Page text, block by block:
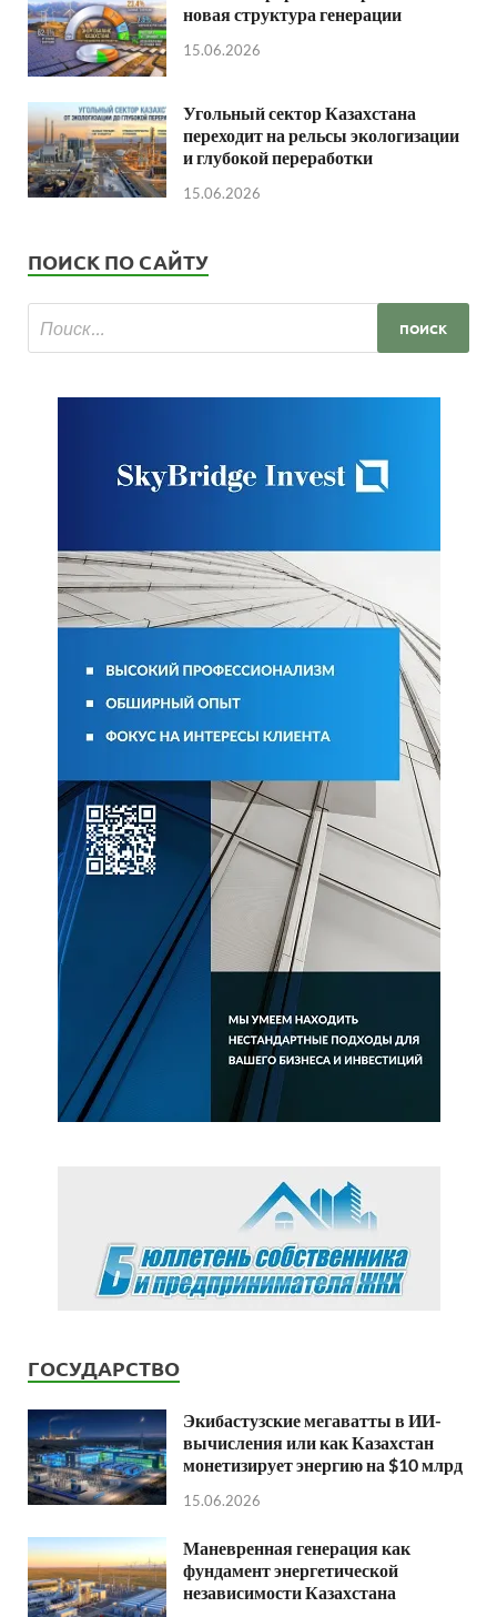
новая структура генерации
15.06.2026
Угольный сектор Казахстана
переходит на рельсы экологизации
и глубокой переработки
15.06.2026
ПОИСК ПО САЙТУ
ГОСУДАРСТВО
Экибастузские мегаватты в ИИ-
вычисления или как Казахстан
монетизирует энергию на $10 млрд
15.06.2026
Маневренная генерация как
фундамент энергетической
независимости Казахстана